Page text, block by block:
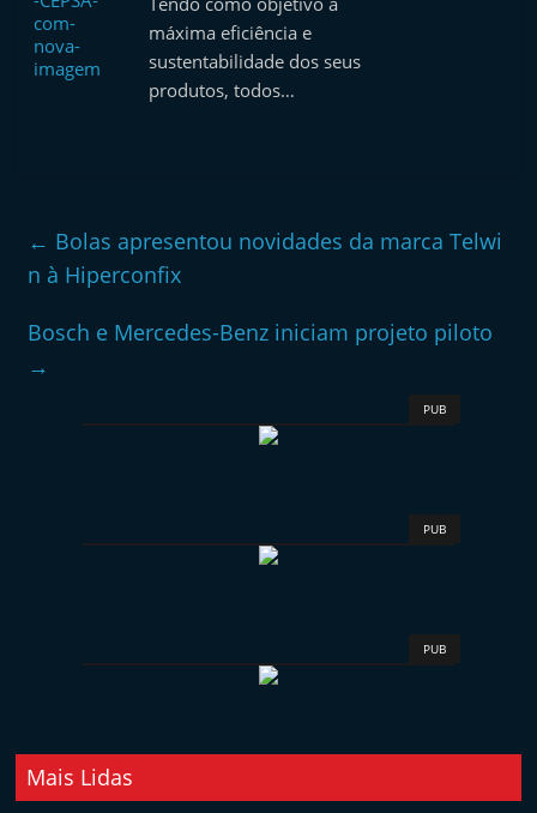
máxima eficiência e
sustentabilidade dos seus
produtos, todos…
← Bolas apresentou novidades da marca Telwi
n à Hiperconfix
Bosch e Mercedes-Benz iniciam projeto piloto
→
PUB
PUB
PUB
Mais Lidas